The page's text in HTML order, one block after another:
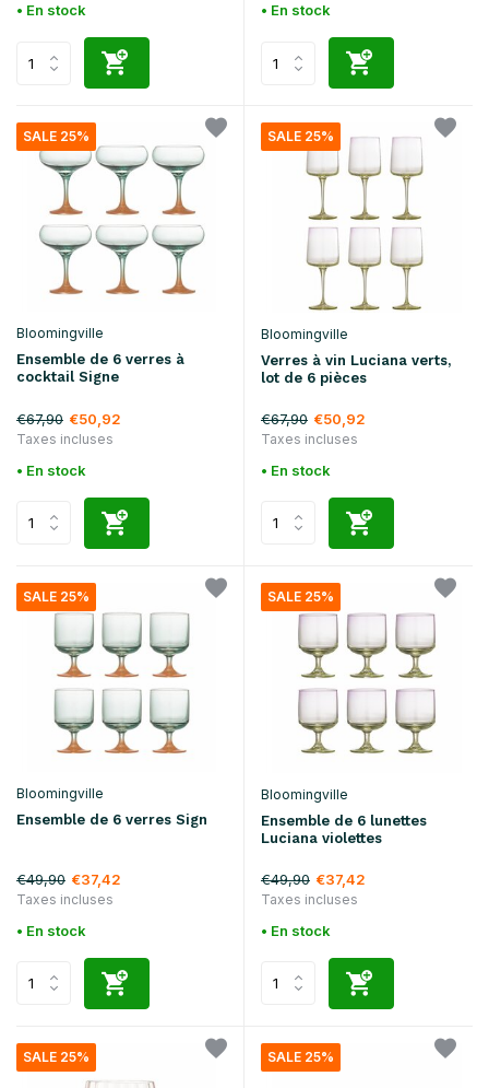
• En stock • En stock
SALE 25%
Bloomingville
Ensemble de 6 verres à
cocktail Signe
€67,90 €50,92
Taxes incluses
• En stock
SALE 25%
Bloomingville
Verres à vin Luciana verts,
lot de 6 pièces
€67,90 €50,92
Taxes incluses
• En stock
SALE 25%
Bloomingville
Ensemble de 6 verres Sign
€49,90 €37,42
Taxes incluses
• En stock
SALE 25%
Bloomingville
Ensemble de 6 lunettes
Luciana violettes
€49,90 €37,42
Taxes incluses
• En stock
SALE 25% SALE 25%